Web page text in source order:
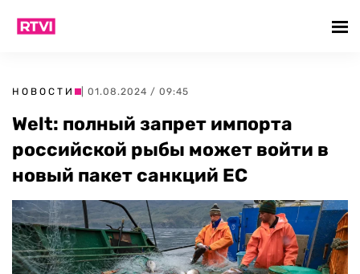
НОВОСТИ | 01.08.2024 / 09:45
Welt: полный запрет импорта
российской рыбы может войти в
новый пакет санкций ЕС